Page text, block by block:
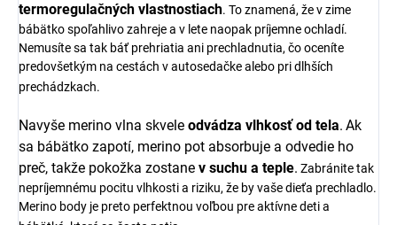
termoregulačných vlastnostiach. To znamená, že v zime
bábätko spoľahlivo zahreje a v lete naopak príjemne ochladí.
Nemusíte sa tak báť prehriatia ani prechladnutia, čo oceníte
predovšetkým na cestách v autosedačke alebo pri dlhších
prechádzkach.
Navyše merino vlna skvele odvádza vlhkosť od tela. Ak
sa bábätko zapotí, merino pot absorbuje a odvedie ho
preč, takže pokožka zostane v suchu a teple. Zabránite tak
nepríjemnému pocitu vlhkosti a riziku, že by vaše dieťa prechladlo.
Merino body je preto perfektnou voľbou pre aktívne deti a